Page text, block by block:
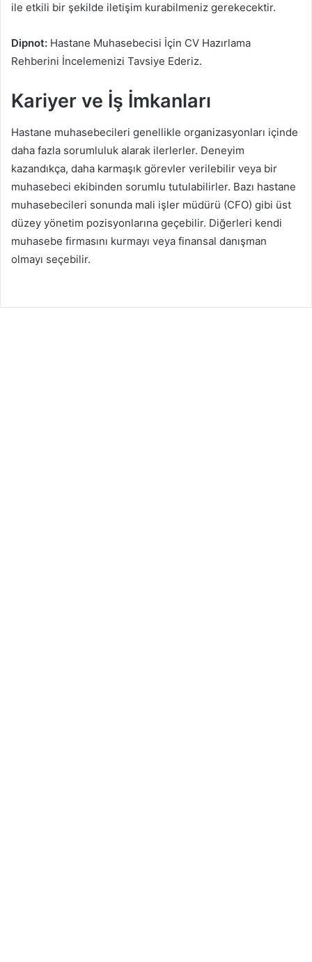
ile etkili bir şekilde iletişim kurabilmeniz gerekecektir.
Dipnot: Hastane Muhasebecisi İçin CV Hazırlama
Rehberini İncelemenizi Tavsiye Ederiz.
Kariyer ve İş İmkanları
Hastane muhasebecileri genellikle organizasyonları içinde
daha fazla sorumluluk alarak ilerlerler. Deneyim
kazandıkça, daha karmaşık görevler verilebilir veya bir
muhasebeci ekibinden sorumlu tutulabilirler. Bazı hastane
muhasebecileri sonunda mali işler müdürü (CFO) gibi üst
düzey yönetim pozisyonlarına geçebilir. Diğerleri kendi
muhasebe firmasını kurmayı veya finansal danışman
olmayı seçebilir.